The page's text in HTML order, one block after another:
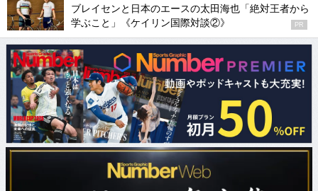
ブレイセンと日本のエースの太田海也「絶対王者から
学ぶこと」《ケイリン国際対談②》
PR